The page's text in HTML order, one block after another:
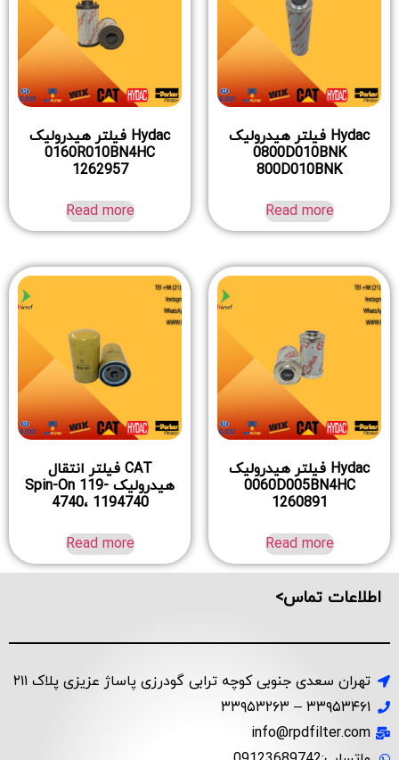
Hydac فیلتر هیدرولیک
0800D010BNK
800D010BNK
Read more
Hydac فیلتر هیدرولیک
0160R010BN4HC
1262957
Read more
Hydac فیلتر هیدرولیک
0060D005BN4HC
1260891
Read more
CAT فیلتر انتقال
هیدرولیک Spin-On 119-
4740، 1194740
Read more
اطلاعات تماس>
تهران سعدی جنوبی کوچه ترابی گودرزی پاساژ عزیزی پلاک ۲۱۱
۳۳۹۵۳۴۶۱ – ۳۳۹۵۳۲۶۳
info@rpdfilter.com